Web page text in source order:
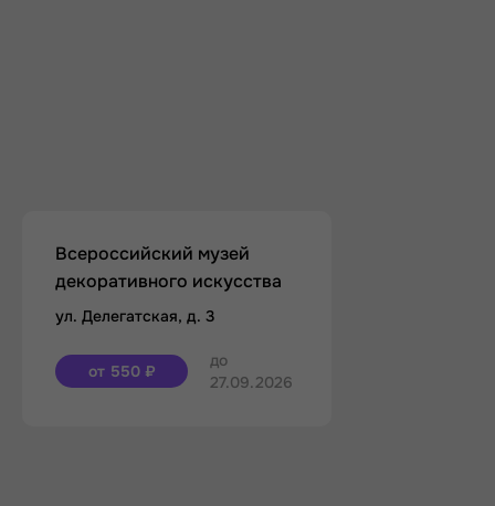
Всероссийский музей
декоративного искусства
ул. Делегатская, д. 3
от 550 ₽
до
27.09.2026